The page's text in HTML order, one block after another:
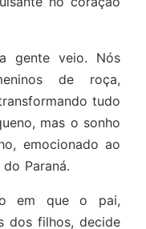
gente veio. Nós
de roça,
tudo
mas o sonho
emocionado ao
Paraná.
em que o pai,
dos filhos, decide